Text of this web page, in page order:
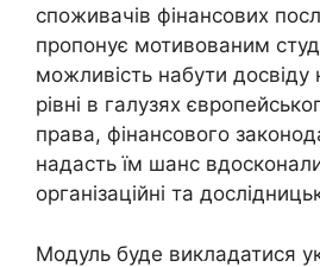
споживачів фінансових
пропонує мотивованим
можливість набути
рівні в галузях
права, фінансового
надасть їм шанс
організаційні та
Модуль буде викладатися